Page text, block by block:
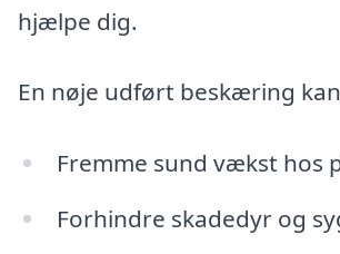
hjælpe dig.
En nøje udført beskæring
Fremme sund vækst hos
Forhindre skadedyr og